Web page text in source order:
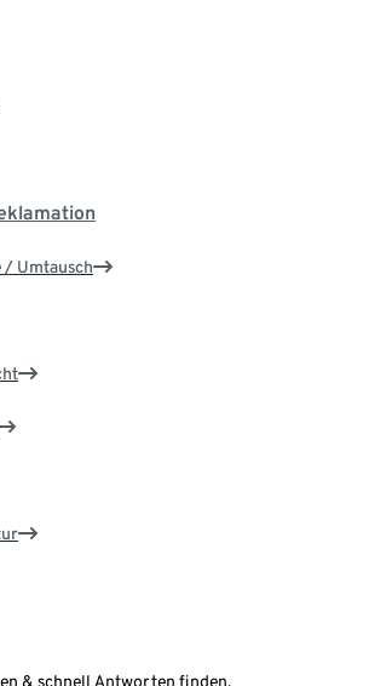
/ Umtausch
& schnell Antworten finden.